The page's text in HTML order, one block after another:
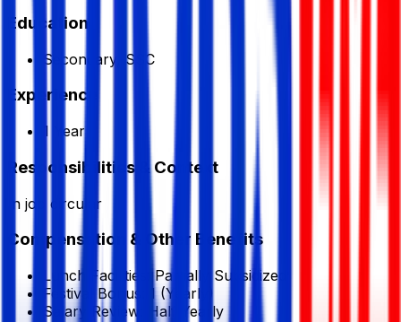
Education
Secondary, SSC
Experience
1 Year
Responsibilities & Context
In job circular
Compensation & Other Benefits
Lunch Facilities:
Partially Subsidized
Festival Bonus:
1(Yearly)
Salary Review:
Half Yearly